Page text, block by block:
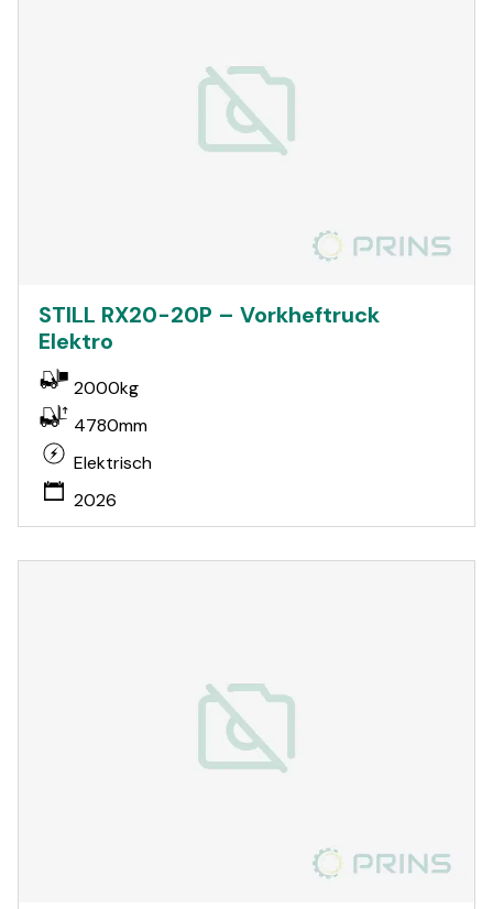
STILL RX20-20P – Vorkheftruck
Elektro
2000kg
4780mm
Elektrisch
2026